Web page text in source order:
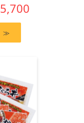
≫